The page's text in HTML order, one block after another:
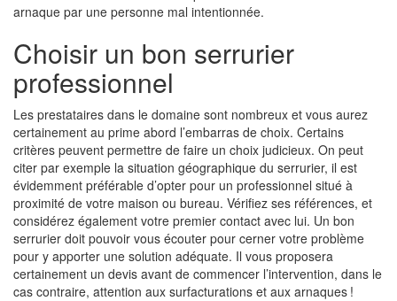
arnaque par une personne mal intentionnée.
Choisir un bon serrurier
professionnel
Les prestataires dans le domaine sont nombreux et vous aurez
certainement au prime abord l’embarras de choix. Certains
critères peuvent permettre de faire un choix judicieux. On peut
citer par exemple la situation géographique du serrurier, il est
évidemment préférable d’opter pour un professionnel situé à
proximité de votre maison ou bureau. Vérifiez ses références, et
considérez également votre premier contact avec lui. Un bon
serrurier doit pouvoir vous écouter pour cerner votre problème
pour y apporter une solution adéquate. Il vous proposera
certainement un devis avant de commencer l’intervention, dans le
cas contraire, attention aux surfacturations et aux arnaques !